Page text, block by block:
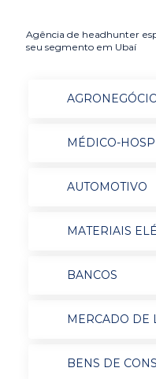
Agência de headhunter
seu segmento em Ubaí
MÉDICO-
AUTOMOTIVO
MATERIAIS
BANCOS
MERCADO DE
BENS DE